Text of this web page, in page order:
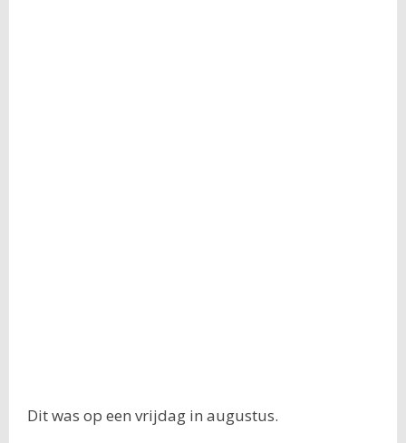
Dit was op een vrijdag in augustus.